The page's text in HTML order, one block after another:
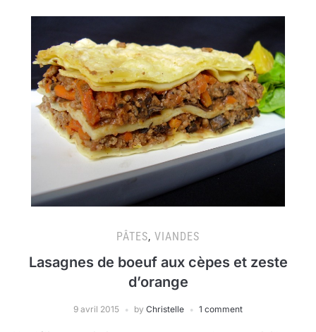
PÂTES, VIANDES
Lasagnes de boeuf aux cèpes et zeste
d’orange
9 avril 2015 by Christelle 1 comment